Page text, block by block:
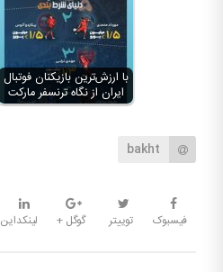
با ارزش‌ترین بازیکنان فوتبال
ایران از نگاه ترنسفر مارکت
bakht
فیسبوک توییتر گوگل + لینکداین